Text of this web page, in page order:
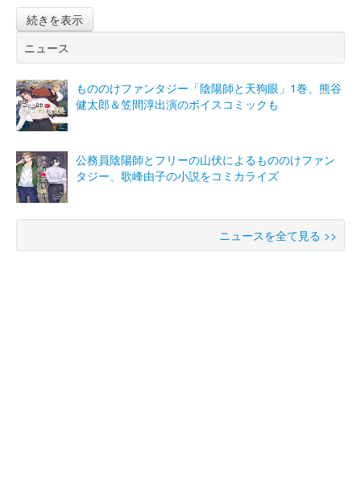
続きを表示
ニュース
もののけファンタジー「陰陽師と天狗眼」1巻、熊谷
健太郎＆笠間淳出演のボイスコミックも
公務員陰陽師とフリーの山伏によるもののけファン
タジー、歌峰由子の小説をコミカライズ
ニュースを全て見る >>